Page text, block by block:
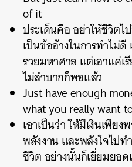
of it
ประเด็นคือ อย่าให้ชีวิต
เป็นข้ออ้างในการทำไม่
รวยมหาศาล แต่เอาแค่เ
ไม่ลำบากก็พอแล้ว
Just have enough
what you really want
เอาเป็นว่า ให้มีเงินเพียง
พลังงาน และพลังใจไปท
ชีวิต อย่างนั้นก็เยี่ยมยอ